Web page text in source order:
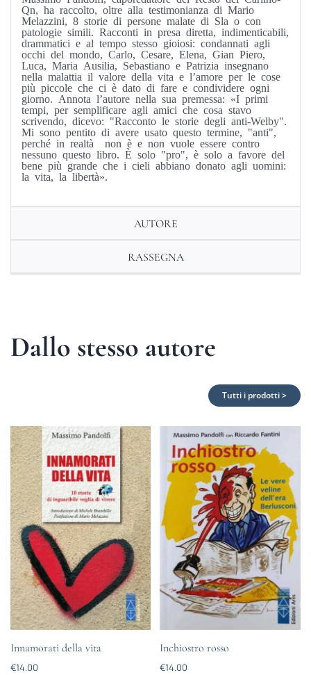
Qn, ha raccolto, oltre alla testimonianza di Mario
Melazzini, 8 storie di persone malate di Sla o con
patologie simili. Racconti in presa diretta, indimenticabili,
drammatici e al tempo stesso gioiosi: condannati agli
occhi del mondo, Carlo, Cesare, Elena, Gian Piero,
Luca, Maria Ausilia, Sebastiano e Patrizia insegnano
nella malattia il valore della vita e l’amore per le cose
più piccole che ci è dato di fare e condividere ogni
giorno. Annota l’autore nella sua premessa: «I primi
tempi, per semplificare agli amici che cosa stavo
scrivendo, dicevo: "Racconto le storie degli anti-Welby".
Mi sono pentito di avere usato questo termine, "anti",
perché in realtà non è e non vuole essere contro
nessuno questo libro. È solo "pro", è solo a favore del
bene più grande che i cieli abbiano donato agli uomini:
la vita, la libertà».
AUTORE
RASSEGNA
Dallo stesso autore
Tutti i prodotti >
Innamorati della vita
€14.00
Inchiostro rosso
€14.00